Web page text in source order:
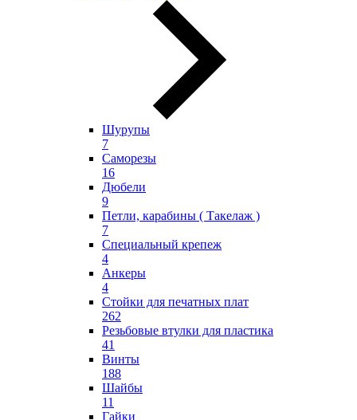
Шурупы
7
Саморезы
16
Дюбели
9
Петли, карабины ( Такелаж )
7
Специальный крепеж
4
Анкеры
4
Стойки для печатных плат
262
Резьбовые втулки для пластика
41
Винты
188
Шайбы
11
Гайки